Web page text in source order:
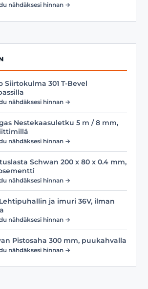
nähdäksesi hinnan →
Siirtokulma 301 T-Bevel
nähdäksesi hinnan →
Nestekaasuletku 5 m / 8 mm,
nähdäksesi hinnan →
Schwan 200 x 80 x 0.4 mm,
nähdäksesi hinnan →
ja imuri 36V, ilman
nähdäksesi hinnan →
Pistosaha 300 mm, puukahvalla
nähdäksesi hinnan →